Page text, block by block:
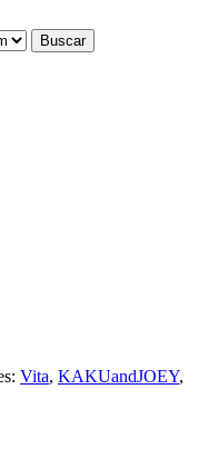
Vita, KAKUandJOEY,